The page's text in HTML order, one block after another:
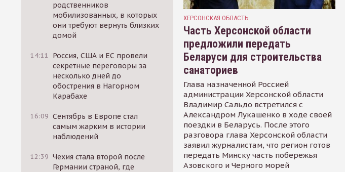
родственников
мобилизованных, в которых
они требуют вернуть близких
домой
14:11
Россия, США и ЕС провели
секретные переговоры за
несколько дней до
обострения в Нагорном
Карабахе
16:09 Сентябрь в Европе стал
самым жарким в истории
наблюдений
12:39 Чехия стала второй после
Германии страной, где
ХЕРСОНСКАЯ ОБЛАСТЬ
Часть Херсонской области
предложили передать
Беларуси для строительства
санаториев
Глава назначенной Россией
администрации Херсонской области
Владимир Сальдо встретился с
Александром Лукашенко в ходе своей
поездки в Беларусь. После этого
разговора глава Херсонской области
заявил журналистам, что регион готов
передать Минску часть побережья
Азовского и Черного морей